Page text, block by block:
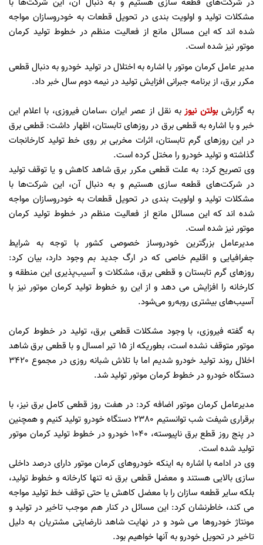
در شرکت‌های قطعه سازی هستیم و به دنبال آن، این شرکت‌ها با
مشکلات تولید و اولویت بندی در تحویل قطعات به خودروسازان مواجه
شده اند که این مسائل مانع از فعالیت منظم در خطوط تولید کرمان
موتور نیز شده است.
مدیر عامل کرمان موتور با اشاره به اختلال در تولید خودرو به دنبال قطعی
مکرر برق، از برنامه جبرانی افزایش تولید در نیمه دوم سال خبر داد.
به گزارشبولتن نیوزبه نقل از عصر ایران ،سامان فیروزی، با اعلام این
خبر و با اشاره به قطعی برق در روزهای تابستان، اظهار داشت: قطعی برق
در این روزهای گرم تابستان، اثرات مخربی بر روی خط تولید کارخانجات
گذاشته و تولید خودرو را مختل کرده است.
وی تصریح کرد: به علت قطعی مکرر برق شاهد کاهش و یا توقف تولید
در شرکت‌های قطعه سازی هستیم و به دنبال آن، این شرکت‌ها با
مشکلات تولید و اولویت بندی در تحویل قطعات به خودروسازان مواجه
شده اند که این مسائل مانع از فعالیت منظم در خطوط تولید کرمان
موتور نیز شده است.
مدیرعامل بزرگترین خودروساز خصوصی کشور با توجه به شرایط
جغرافیایی و اقلیم خاصی که در ارگ جدید بم وجود دارد، بیان کرد:
روزهای گرم تابستان و قطعی برق، مشکلات و آسیب‌پذیری این منطقه و
کارخانه را افزایش می دهد و از این رو خطوط تولید کرمان موتور نیز با
آسیب‌های بیشتری روبه‌رو می‌شود.
به گفته فیروزی، با وجود مشکلات قطعی برق، تولید در خطوط کرمان
موتور متوقف نشده است، بطوریکه از 15 تیر امسال و با قطعی برق شاهد
اخلال روند تولید خودرو شدیم اما با تلاش شبانه روزی در مجموع 3420
دستگاه خودرو در خطوط کرمان موتور تولید شد.
مدیرعامل کرمان موتور اضافه کرد: در هفت روز قطعی کامل برق نیز، با
برقراری شیفت شب توانستیم 2380 دستگاه خودرو تولید کنیم و همچنین
در پنج روز قطع برق ناپیوسته، 1040 خودرو در خطوط تولید کرمان موتور
تولید شده است.
وی در ادامه با اشاره به اینکه خودروهای کرمان موتور دارای درصد داخلی
سازی بالایی هستند و معضل قطعی برق نه تنها کارخانه و خطوط تولید،
بلکه سایر قطعه سازان را با معضل کاهش یا حتی توقف خط تولید مواجه
می کند، خاطرنشان کرد: این مسائل در کنار هم موجب تاخیر در تولید و
مونتاژ خودروها می شود و در نهایت شاهد نارضایتی مشتریان به دلیل
تاخیر در تحویل خودرو به آنها خواهیم بود.